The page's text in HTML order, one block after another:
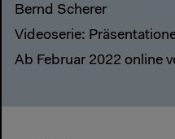
Bernd Scherer
Videoserie:
Ab Februar 2022 online